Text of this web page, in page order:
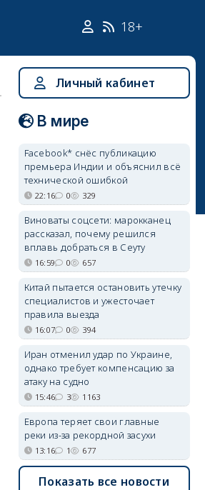
18+
Личный кабинет
В мире
Facebook* снёс публикацию
премьера Индии и объяснил всё
технической ошибкой
22:16 0 329
Виноваты соцсети: марокканец
рассказал, почему решился
вплавь добраться в Сеуту
16:59 0 657
Китай пытается остановить утечку
специалистов и ужесточает
правила выезда
16:07 0 394
Иран отменил удар по Украине,
однако требует компенсацию за
атаку на судно
15:46 3 1163
Европа теряет свои главные
реки из-за рекордной засухи
13:16 1 677
Показать все новости